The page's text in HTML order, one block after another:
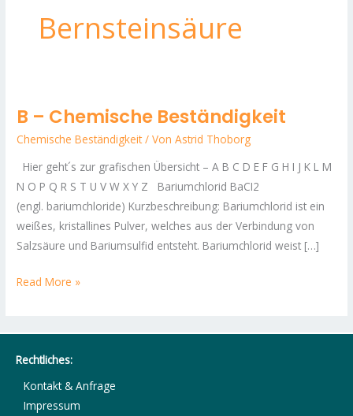
Bernsteinsäure
B – Chemische Beständigkeit
Chemische Beständigkeit/ VonAstrid Thoborg
Hier geht´s zur grafischen Übersicht – A B C D E F G H I J K L M
N O P Q R S T U V W X Y Z Bariumchlorid BaCI2
(engl. bariumchloride) Kurzbeschreibung: Bariumchlorid ist ein
weißes, kristallines Pulver, welches aus der Verbindung von
Salzsäure und Bariumsulfid entsteht. Bariumchlorid weist […]
B
–
Beständigkeit
Read More »
Rechtliches:
Kontakt & Anfrage
Impressum